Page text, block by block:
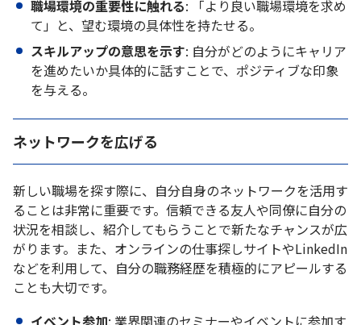
職場環境の重要性に触れる: 「より良い職場環境を求め
て」と、望む環境の具体性を持たせる。
スキルアップの意思を示す: 自分がどのようにキャリア
を進めたいか具体的に話すことで、ポジティブな印象
を与える。
ネットワークを広げる
新しい職場を探す際に、自分自身のネットワークを活用す
ることは非常に重要です。信頼できる友人や同僚に自分の
状況を相談し、紹介してもらうことで新たなチャンスが広
がります。また、オンラインの仕事探しサイトやLinkedIn
などを利用して、自分の職務経歴を積極的にアピールする
ことも大切です。
イベント参加: 業界関連のセミナーやイベントに参加す